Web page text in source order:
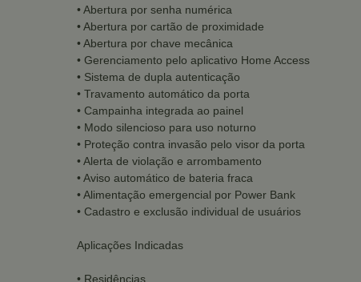
• Abertura por senha numérica
• Abertura por cartão de proximidade
• Abertura por chave mecânica
• Gerenciamento pelo aplicativo Home Access
• Sistema de dupla autenticação
• Travamento automático da porta
• Campainha integrada ao painel
• Modo silencioso para uso noturno
• Proteção contra invasão pelo visor da porta
• Alerta de violação e arrombamento
• Aviso automático de bateria fraca
• Alimentação emergencial por Power Bank
• Cadastro e exclusão individual de usuários
Aplicações Indicadas
• Residências